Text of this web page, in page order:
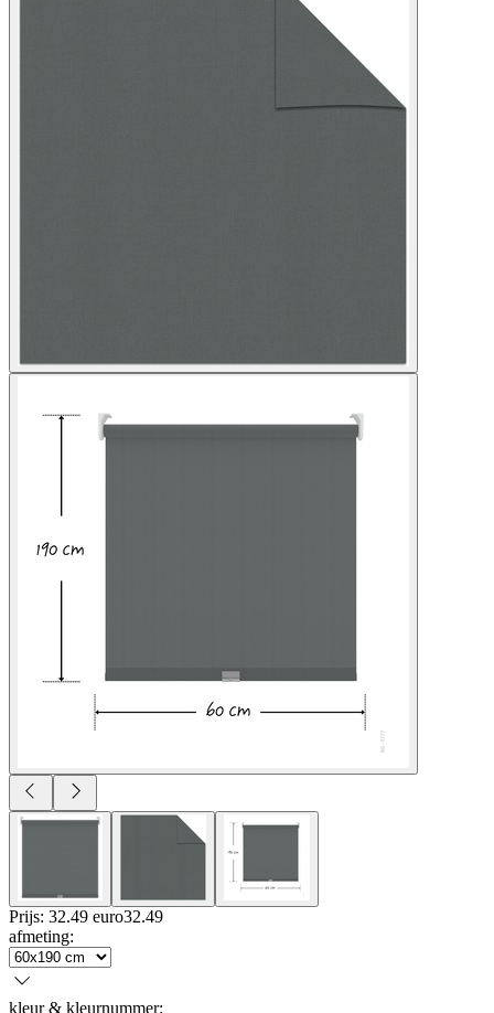
Prijs: 32.49 euro32.49
afmeting:
kleur & kleurnummer: